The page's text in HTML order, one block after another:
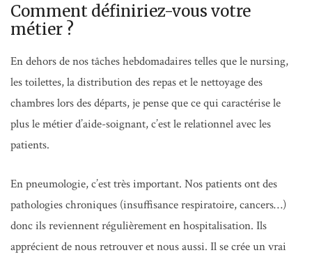
Comment définiriez-vous votre
métier ?
En dehors de nos tâches hebdomadaires telles que le nursing,
les toilettes, la distribution des repas et le nettoyage des
chambres lors des départs, je pense que ce qui caractérise le
plus le métier d’aide-soignant, c’est le relationnel avec les
patients.
En pneumologie, c’est très important. Nos patients ont des
pathologies chroniques (insuffisance respiratoire, cancers…)
donc ils reviennent régulièrement en hospitalisation. Ils
apprécient de nous retrouver et nous aussi. Il se crée un vrai